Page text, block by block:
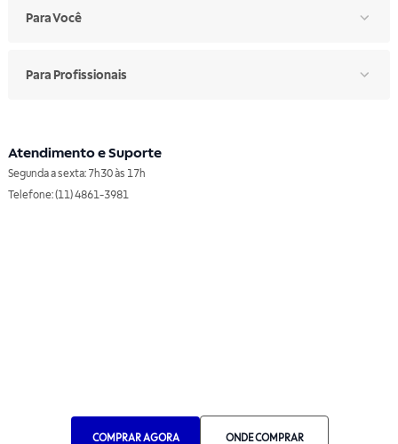
COMPRAR AGORA ONDE COMPRAR
Para Você
Para Profissionais
Atendimento e Suporte
Segunda a sexta: 7h30 às 17h
Telefone: (11) 4861-3981
Compra com CNPJ